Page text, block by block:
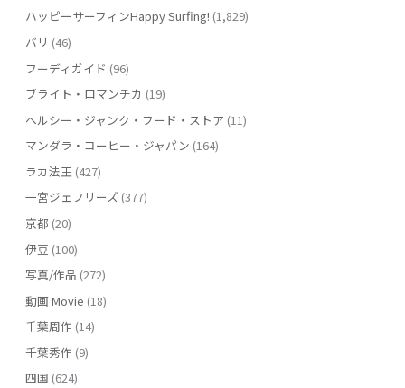
ハッピーサーフィンHappy Surfing! (1,829)
バリ (46)
フーディガイド (96)
ブライト・ロマンチカ (19)
ヘルシー・ジャンク・フード・ストア (11)
マンダラ・コーヒー・ジャパン (164)
ラカ法王(427)
一宮ジェフリーズ (377)
京都 (20)
伊豆 (100)
写真/作品 (272)
動画 Movie (18)
千葉周作 (14)
千葉秀作 (9)
四国 (624)